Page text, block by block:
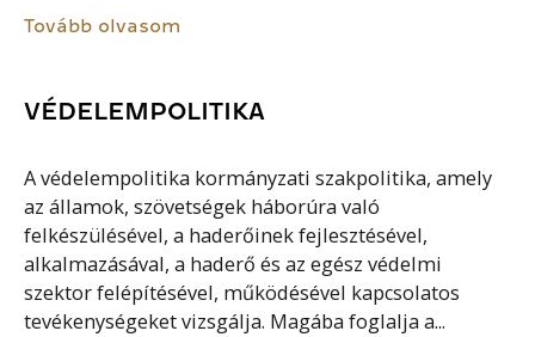
Tovább olvasom
VÉDELEMPOLITIKA
A védelempolitika kormányzati szakpolitika, amely
az államok, szövetségek háborúra való
felkészülésével, a haderőinek fejlesztésével,
alkalmazásával, a haderő és az egész védelmi
szektor felépítésével, működésével kapcsolatos
tevékenységeket vizsgálja. Magába foglalja a...